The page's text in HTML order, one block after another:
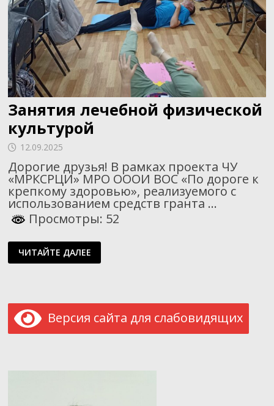
Занятия лечебной физической
культурой
12.09.2025
Дорогие друзья! В рамках проекта ЧУ
«МРКСРЦИ» МРО ОООИ ВОС «По дороге к
крепкому здоровью», реализуемого с
использованием средств гранта …
Просмотры: 52
ЗАНЯТИЯ
ЛЕЧЕБНОЙ
ФИЗИЧЕСКОЙ
ЧИТАЙТЕ ДАЛЕЕ
Версия сайта для слабовидящих